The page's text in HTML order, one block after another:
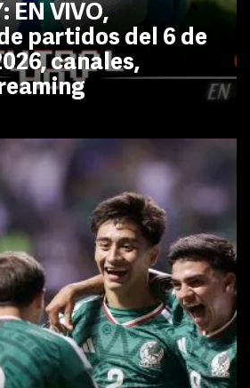
EN VIVO,
partidos del 6 de
canales,